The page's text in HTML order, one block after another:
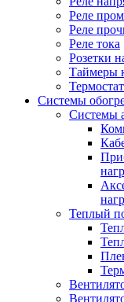
Реле
Реле
Реле тока
Розетки
Таймеры
Системы
Системы
Теплый